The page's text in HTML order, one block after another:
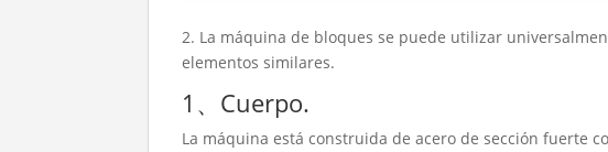
2. La máquina de bloques se puede utilizar
elementos similares.
1、Cuerpo.
La máquina está construida de acero de sección fuerte